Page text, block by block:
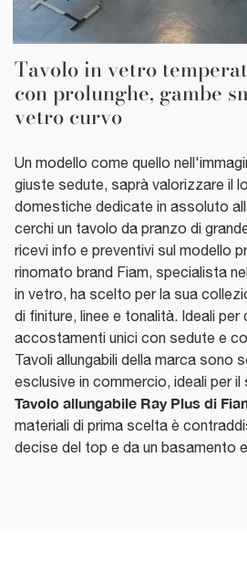
Tavolo in vetro
con prolunghe, gambe
vetro curvo
Un modello come quello
giuste sedute, saprà valorizzare il
domestiche dedicate in assoluto
cerchi un tavolo da pranzo di
ricevi info e preventivi sul modello
rinomato brand Fiam, specialista
in vetro, ha scelto per la sua
di finiture, linee e tonalità. Ideali per
accostamenti unici con sedute e
Tavoli allungabili della marca sono
esclusive in commercio, ideali per il
Tavolo allungabile Ray Plus di
materiali di prima scelta è
decise del top e da un basamento